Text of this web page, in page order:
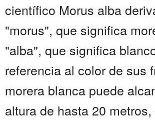
científico Morus alba
"morus", que significa
"alba", que significa
referencia al color de sus
morera blanca puede
altura de hasta 20